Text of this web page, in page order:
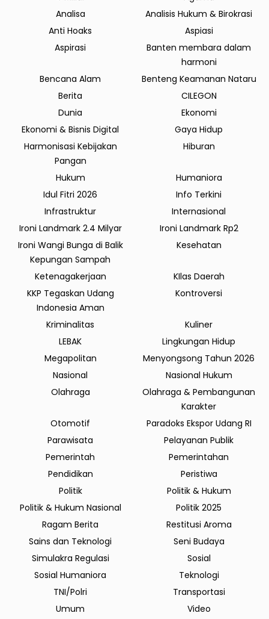
Analisa
Analisis Hukum & Birokrasi
Anti Hoaks
Aspiasi
Aspirasi
Banten membara dalam
harmoni
Bencana Alam
Benteng Keamanan Nataru
Berita
CILEGON
Dunia
Ekonomi
Ekonomi & Bisnis Digital
Gaya Hidup
Harmonisasi Kebijakan
Pangan
Hiburan
Hukum
Humaniora
Idul Fitri 2026
Info Terkini
Infrastruktur
Internasional
Ironi Landmark 2.4 Milyar
Ironi Landmark Rp2
Ironi Wangi Bunga di Balik
Kepungan Sampah
Kesehatan
Ketenagakerjaan
KIlas Daerah
KKP Tegaskan Udang
Indonesia Aman
Kontroversi
Kriminalitas
Kuliner
LEBAK
Lingkungan Hidup
Megapolitan
Menyongsong Tahun 2026
Nasional
Nasional Hukum
Olahraga
Olahraga & Pembangunan
Karakter
Otomotif
Paradoks Ekspor Udang RI
Parawisata
Pelayanan Publik
Pemerintah
Pemerintahan
Pendidikan
Peristiwa
Politik
Politik & Hukum
Politik & Hukum Nasional
Politik 2025
Ragam Berita
Restitusi Aroma
Sains dan Teknologi
Seni Budaya
Simulakra Regulasi
Sosial
Sosial Humaniora
Teknologi
TNI/Polri
Transportasi
Umum
Video